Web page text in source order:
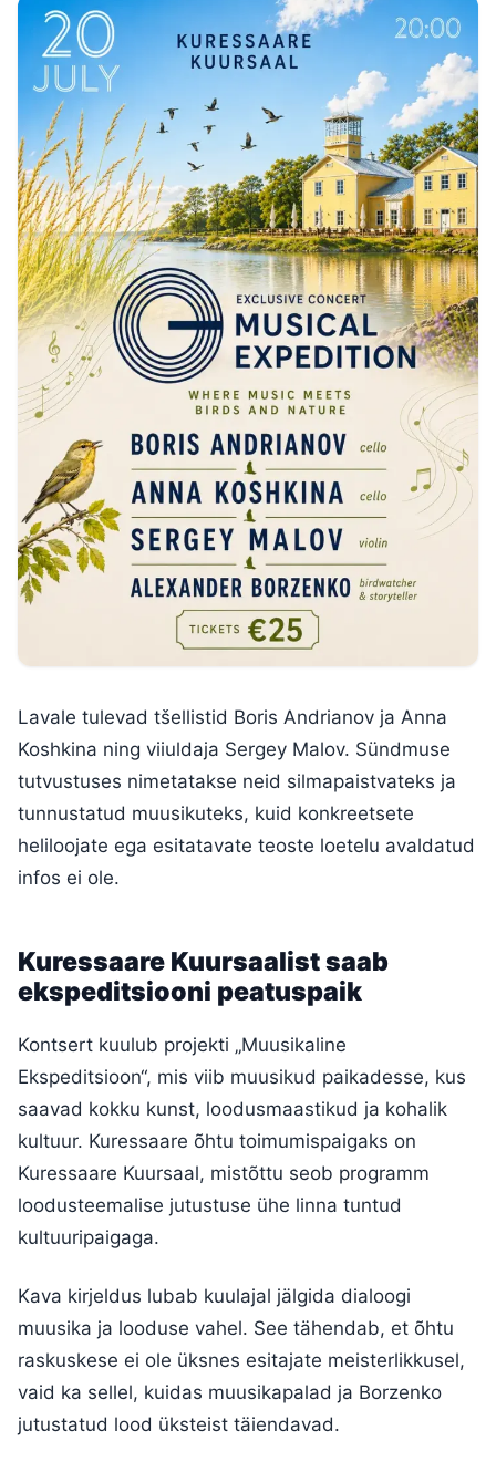
Lavale tulevad tšellistid Boris Andrianov ja Anna
Koshkina ning viiuldaja Sergey Malov. Sündmuse
tutvustuses nimetatakse neid silmapaistvateks ja
tunnustatud muusikuteks, kuid konkreetsete
heliloojate ega esitatavate teoste loetelu avaldatud
infos ei ole.
Kuressaare Kuursaalist saab
ekspeditsiooni peatuspaik
Kontsert kuulub projekti „Muusikaline
Ekspeditsioon“, mis viib muusikud paikadesse, kus
saavad kokku kunst, loodusmaastikud ja kohalik
kultuur. Kuressaare õhtu toimumispaigaks on
Kuressaare Kuursaal, mistõttu seob programm
loodusteemalise jutustuse ühe linna tuntud
kultuuripaigaga.
Kava kirjeldus lubab kuulajal jälgida dialoogi
muusika ja looduse vahel. See tähendab, et õhtu
raskuskese ei ole üksnes esitajate meisterlikkusel,
vaid ka sellel, kuidas muusikapalad ja Borzenko
jutustatud lood üksteist täiendavad.